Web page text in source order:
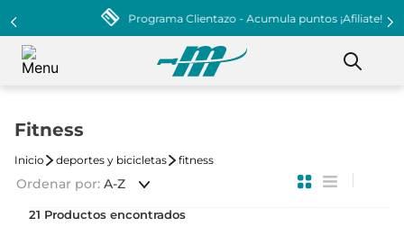
Programa Clientazo - Acumula puntos ¡Afiliate!
Fitness
deportes y bicicletas fitness
Ordenar por A-Z
21